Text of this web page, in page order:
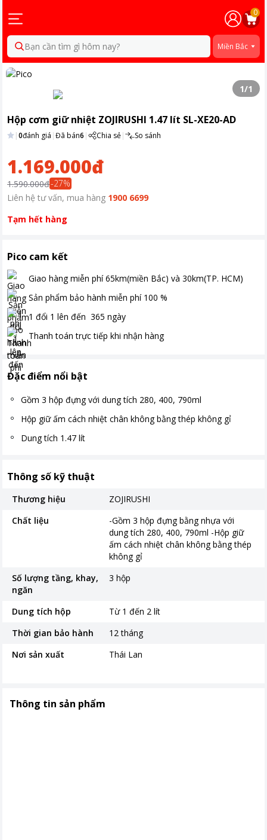
0
Bạn cần tìm gì hôm nay? Miền Bắc
1/1
Hộp cơm giữ nhiệt ZOJIRUSHI 1.47 lít SL-XE20-AD
|0đánh giá |Đã bán6 | Chia sẻ| So sánh
1.169.000đ
1.590.000đ-27%
Liên hệ tư vấn, mua hàng 1900 6699
Tạm hết hàng
Pico cam kết
Giao hàng miễn phí 65km(miền Bắc) và 30km(TP. HCM)
Sản phẩm bảo hành miễn phí 100 %
1 đổi 1 lên đến 365 ngày
Thanh toán trực tiếp khi nhận hàng
Đặc điểm nổi bật
Gồm 3 hộp đựng với dung tích 280, 400, 790ml
Hộp giữ ấm cách nhiệt chân không bằng thép không gỉ
Dung tích 1.47 lít
Thông số kỹ thuật
Thương hiệu
ZOJIRUSHI
Chất liệu
-Gồm 3 hộp đựng bằng nhựa với
dung tích 280, 400, 790ml -Hộp giữ
ấm cách nhiệt chân không bằng thép
không gỉ
Số lượng tầng, khay,
ngăn
3 hộp
Dung tích hộp
Từ 1 đến 2 lít
Thời gian bảo hành
12 tháng
Nơi sản xuất
Thái Lan
Thông tin sản phẩm